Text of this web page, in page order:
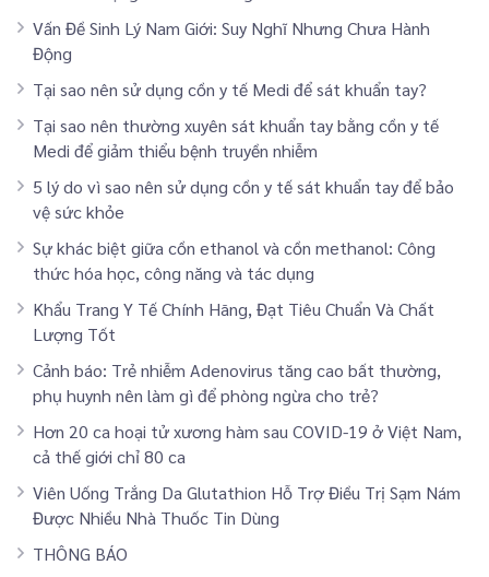
Vấn Đề Sinh Lý Nam Giới: Suy Nghĩ Nhưng Chưa Hành
Động
Tại sao nên sử dụng cồn y tế Medi để sát khuẩn tay?
Tại sao nên thường xuyên sát khuẩn tay bằng cồn y tế
Medi để giảm thiểu bệnh truyền nhiễm
5 lý do vì sao nên sử dụng cồn y tế sát khuẩn tay để bảo
vệ sức khỏe
Sự khác biệt giữa cồn ethanol và cồn methanol: Công
thức hóa học, công năng và tác dụng
Khẩu Trang Y Tế Chính Hãng, Đạt Tiêu Chuẩn Và Chất
Lượng Tốt
Cảnh báo: Trẻ nhiễm Adenovirus tăng cao bất thường,
phụ huynh nên làm gì để phòng ngừa cho trẻ?
Hơn 20 ca hoại tử xương hàm sau COVID-19 ở Việt Nam,
cả thế giới chỉ 80 ca
Viên Uống Trắng Da Glutathion Hỗ Trợ Điều Trị Sạm Nám
Được Nhiều Nhà Thuốc Tin Dùng
THÔNG BÁO